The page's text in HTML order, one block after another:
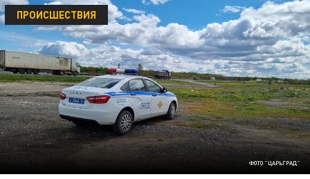
ФОТО "ЦАРЬГРАД"
ПРОИСШЕСТВИЯ